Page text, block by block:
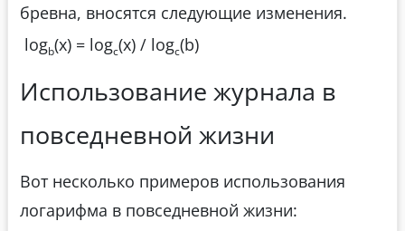
бревна, вносятся следующие изменения.
logb(x) = logc(x) / logc(b)
Использование журнала в
повседневной жизни
Вот несколько примеров использования
логарифма в повседневной жизни: